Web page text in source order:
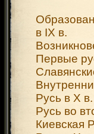
в IX в.
Первые
Русь в X
Русь во
Киевская